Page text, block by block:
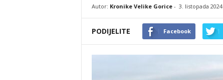
Autor: Kronike Velike Gorice- 3. listopada 2024
PODIJELITE Facebook